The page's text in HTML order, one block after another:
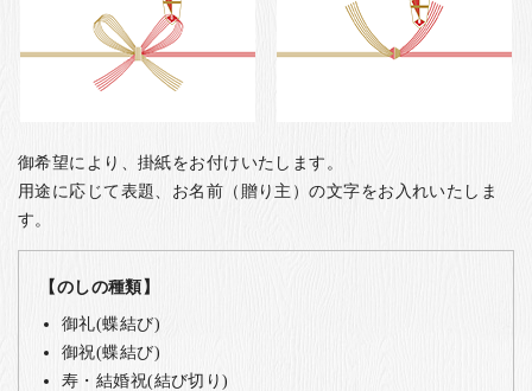
御希望により、掛紙をお付けいたします。
用途に応じて表題、お名前（贈り主）の文字をお入れいたしま
す。
【のしの種類】
御礼(蝶結び)
御祝(蝶結び)
寿・結婚祝(結び切り)